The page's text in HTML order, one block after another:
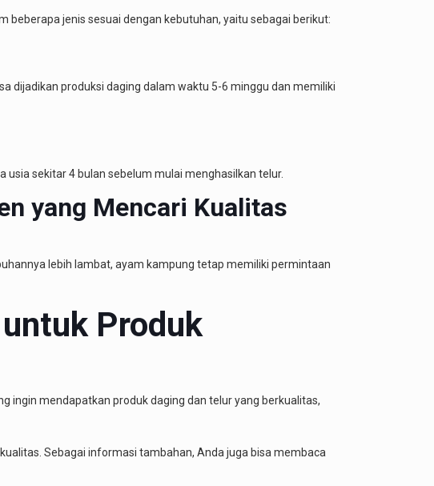
beberapa jenis sesuai dengan kebutuhan, yaitu sebagai berikut:
dijadikan produksi daging dalam waktu 5-6 minggu dan memiliki
sekitar 4 bulan sebelum mulai menghasilkan telur.
yang Mencari Kualitas
lebih lambat, ayam kampung tetap memiliki permintaan
Produk
ingin mendapatkan produk daging dan telur yang berkualitas,
Sebagai informasi tambahan, Anda juga bisa membaca